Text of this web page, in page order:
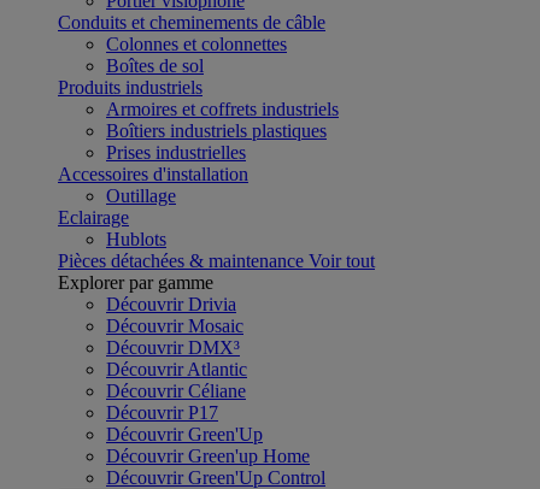
Conduits et cheminements de câble
Colonnes et colonnettes
Boîtes de sol
Produits industriels
Armoires et coffrets industriels
Boîtiers industriels plastiques
Prises industrielles
Accessoires d'installation
Outillage
Eclairage
Hublots
Pièces détachées & maintenance Voir tout
Explorer par gamme
Découvrir Drivia
Découvrir Mosaic
Découvrir DMX³
Découvrir Atlantic
Découvrir Céliane
Découvrir P17
Découvrir Green'Up
Découvrir Green'up Home
Découvrir Green'Up Control